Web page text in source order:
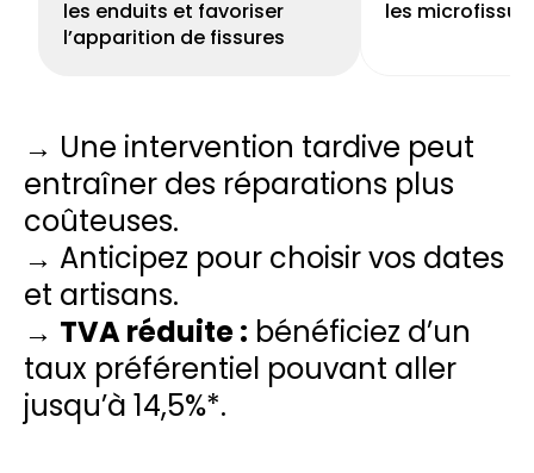
les enduits et favoriser
l’apparition de fissures
les
→ Une intervention tardive peut
entraîner des réparations plus
coûteuses.
→ Anticipez pour choisir vos dates
et artisans.
→ TVA réduite : bénéficiez d’un
taux préférentiel pouvant aller
jusqu’à 14,5%*.